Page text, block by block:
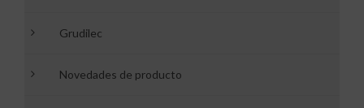
Grudilec
Novedades de producto